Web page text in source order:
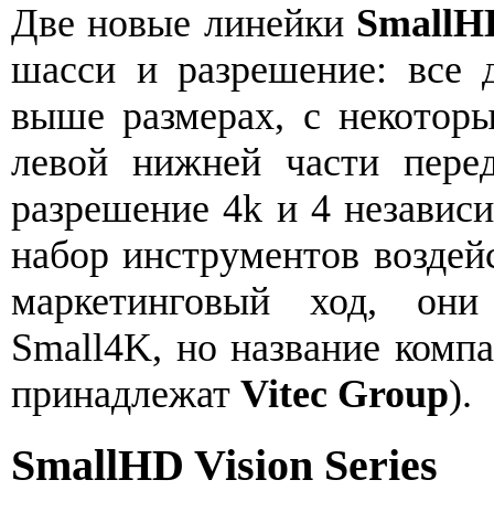
Две новые линейки
шасси и разрешение: все
выше размерах, с
левой нижней части
разрешение 4k и 4
набор инструментов
маркетинговый ход,
Small4K, но название
принадлежат Vitec Group).
SmallHD Vision Series